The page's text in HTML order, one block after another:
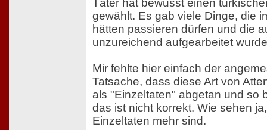
Täter hat bewusst einen
gewählt. Es gab viele Dinge, die
hätten passieren dürfen und die
unzureichend aufgearbeitet
Mir fehlte hier einfach der
Tatsache, dass diese Art von
als "Einzeltaten" abgetan und so
das ist nicht korrekt. Wie sehen
Einzeltaten mehr sind.